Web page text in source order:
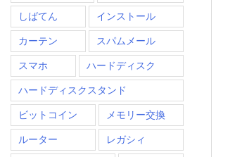
しばてん
インストール
カーテン スパムメール
スマホ ハードディスク
ハードディスクスタンド
ビットコイン メモリー交換
ルーター レガシィ